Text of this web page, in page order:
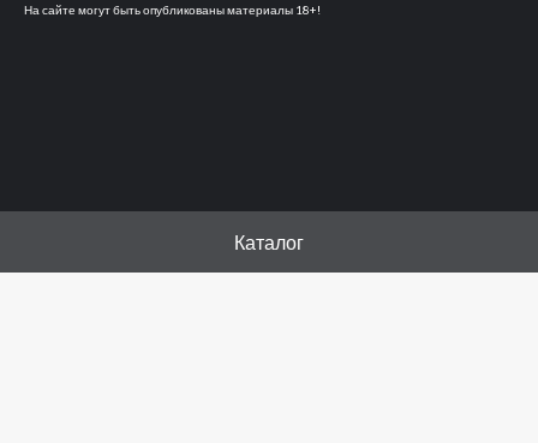
На сайте могут быть опубликованы материалы 18+!
Каталог